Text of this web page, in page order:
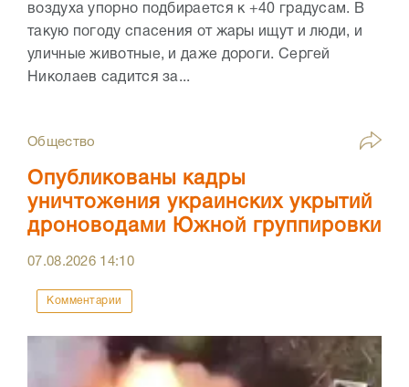
воздуха упорно подбирается к +40 градусам. В
такую погоду спасения от жары ищут и люди, и
уличные животные, и даже дороги. Сергей
Николаев садится за...
Общество
Опубликованы кадры
уничтожения украинских укрытий
дроноводами Южной группировки
07.08.2026 14:10
Комментарии